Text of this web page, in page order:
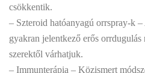
csökkentik.
– Szteroid hatóanyagú orrspray-k –
gyakran jelentkező erős orrdugulás
szerektől várhatjuk.
– Immunterápia – Közismert